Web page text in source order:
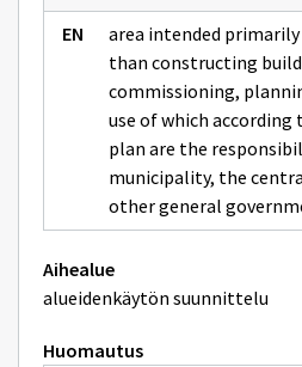
area intended
than constructing
commissioning,
use of which
plan are the
municipality, the
other general
Aihealue
alueidenkäytön suunnittelu
Huomautus